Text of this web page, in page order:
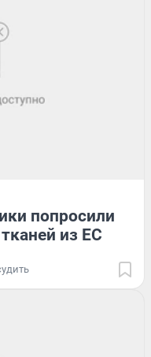
попросили
из ЕС